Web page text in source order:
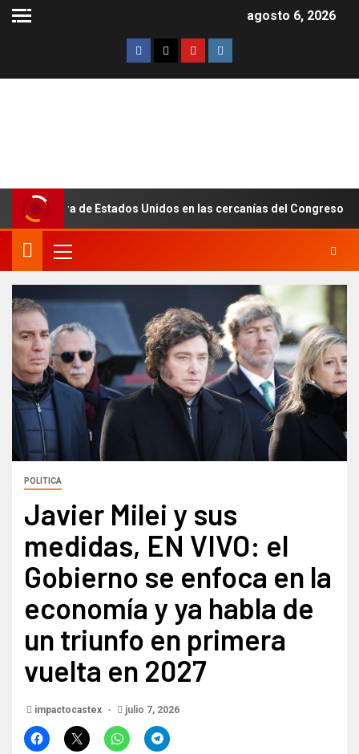
agosto 6, 2026
de Estados Unidos en las cercanías del Congreso
POLITICA
Javier Milei y sus
medidas, EN VIVO: el
Gobierno se enfoca en la
economía y ya habla de
un triunfo en primera
vuelta en 2027
impactocastex julio 7, 2026